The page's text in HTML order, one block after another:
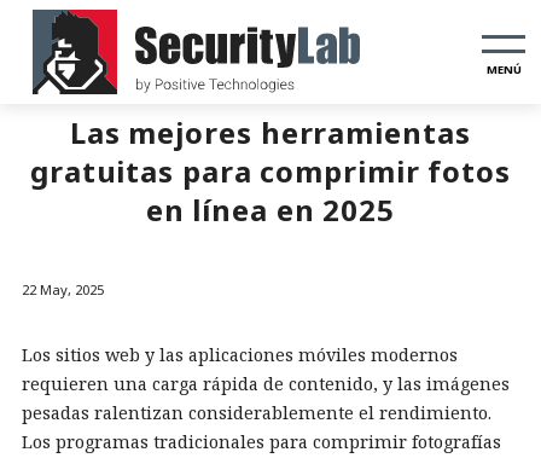
MENÚ
Las mejores herramientas
gratuitas para comprimir fotos
en línea en 2025
22 May, 2025
Los sitios web y las aplicaciones móviles modernos
requieren una carga rápida de contenido, y las imágenes
pesadas ralentizan considerablemente el rendimiento.
Los programas tradicionales para comprimir fotografías